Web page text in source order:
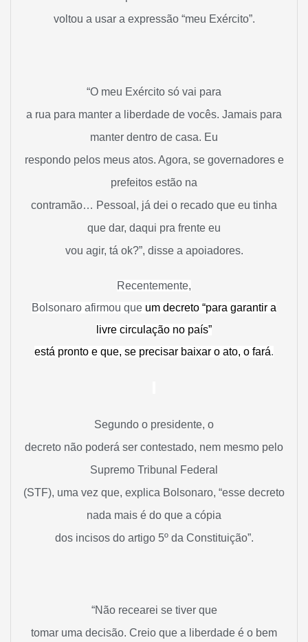
voltou a usar a expressão “meu Exército”.
“O meu Exército só vai para
a rua para manter a liberdade de vocês. Jamais para
manter dentro de casa. Eu
respondo pelos meus atos. Agora, se governadores e
prefeitos estão na
contramão… Pessoal, já dei o recado que eu tinha
que dar, daqui pra frente eu
vou agir, tá ok?”, disse a apoiadores.
Recentemente,
Bolsonaro afirmou que um decreto “para garantir a
livre circulação no país”
está pronto e que, se precisar baixar o ato, o fará.
Segundo o presidente, o
decreto não poderá ser contestado, nem mesmo pelo
Supremo Tribunal Federal
(STF), uma vez que, explica Bolsonaro, “esse decreto
nada mais é do que a cópia
dos incisos do artigo 5º da Constituição”.
“Não recearei se tiver que
tomar uma decisão. Creio que a liberdade é o bem